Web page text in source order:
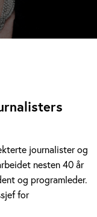
journalister og
nesten 40 år
og programleder.
for